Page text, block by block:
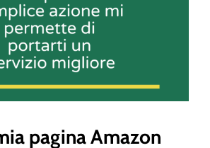
pagina Amazon